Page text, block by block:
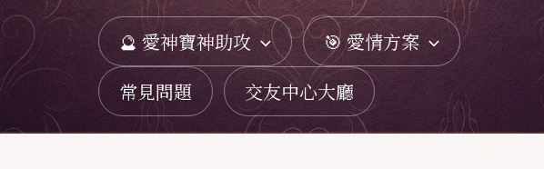
跳
至
主
要
內
🔮 愛神寶神助攻
🎯 愛情方案
常見問題
交友中心大廳